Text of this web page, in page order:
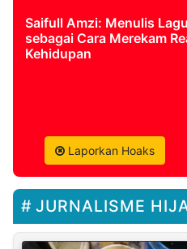
Saifull Amzi: Menulis Lagu
sebagai Cara Merekam
Kehidupan
Laporkan Hoaks
JURNALISME